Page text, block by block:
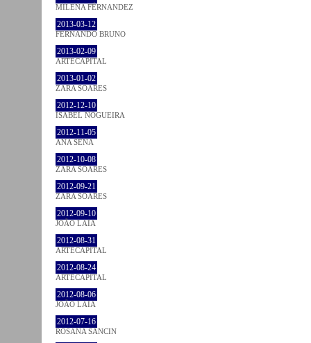
MILENA FÉRNANDEZ
2013-03-12
FERNANDO BRUNO
2013-02-09
ARTECAPITAL
2013-01-02
ZARA SOARES
2012-12-10
ISABEL NOGUEIRA
2012-11-05
ANA SENA
2012-10-08
ZARA SOARES
2012-09-21
ZARA SOARES
2012-09-10
JOÃO LAIA
2012-08-31
ARTECAPITAL
2012-08-24
ARTECAPITAL
2012-08-06
JOÃO LAIA
2012-07-16
ROSANA SANCIN